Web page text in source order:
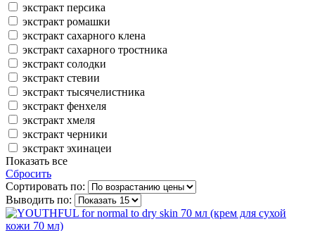
экстракт персика
экстракт ромашки
экстракт сахарного клена
экстракт сахарного тростника
экстракт солодки
экстракт стевии
экстракт тысячелистника
экстракт фенхеля
экстракт хмеля
экстракт черники
экстракт эхинацеи
Показать все
Сбросить
Сортировать по:
Выводить по: